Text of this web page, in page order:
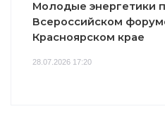
Молодые энергетики
Всероссийском
Красноярском крае
28.07.2026 17:20